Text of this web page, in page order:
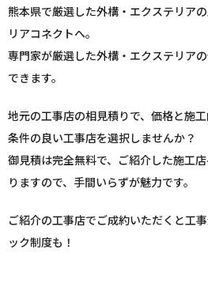
熊本県で厳選した外構・エクステリア
リアコネクトへ。
専門家が厳選した外構・エクステリア
できます。
地元の工事店の相見積りで、価格と施
条件の良い工事店を選択しませんか？
御見積は完全無料で、ご紹介した施工
りますので、手間いらずが魅力です。
ご紹介の工事店でご成約いただくと工
ック制度も！